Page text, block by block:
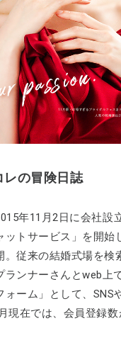
レの冒険日誌
年11月2日に会社設
ットサービス」を開始
。従来の結婚式場を検
ランナーさんとweb上
ォーム」として、SNS
現在では、会員登録